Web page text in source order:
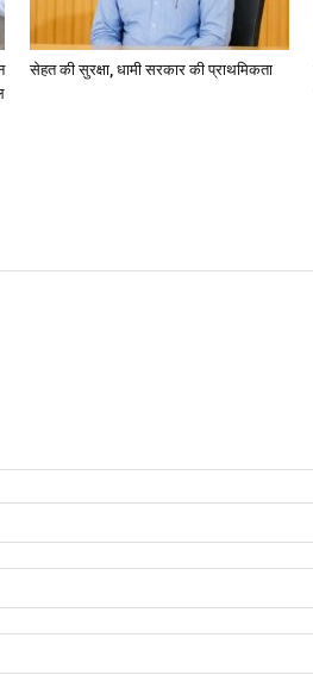
सेहत की सुरक्षा, धामी सरकार की प्राथमिकता